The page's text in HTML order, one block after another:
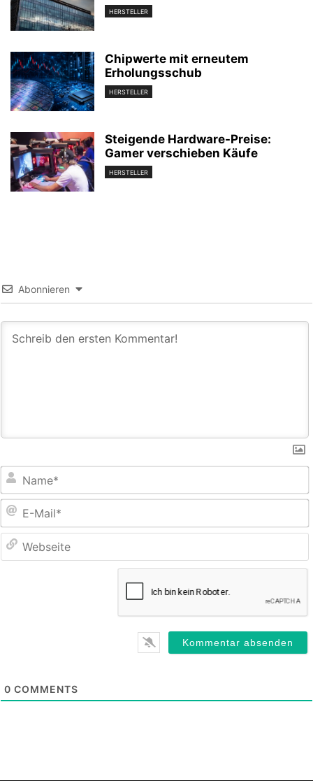
HERSTELLER
Chipwerte mit erneutem
Erholungsschub
HERSTELLER
Steigende Hardware-Preise:
Gamer verschieben Käufe
HERSTELLER
Abonnieren
0 COMMENTS